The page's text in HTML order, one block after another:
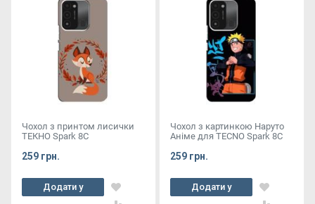
Чохол з принтом лисички
ТЕКНО Spark 8C
259 грн.
Додати у
кошик
Чохол з картинкою Наруто
Аніме для TECNO Spark 8C
259 грн.
Додати у
кошик